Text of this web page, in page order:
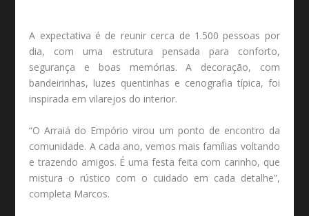
A expectativa é de reunir cerca de 1.500 pessoas por
dia, com uma estrutura pensada para conforto,
segurança e boas memórias. A decoração, com
bandeirinhas, luzes quentinhas e cenografia típica, foi
inspirada em vilarejos do interior.
“O Arraiá do Empório virou um ponto de encontro da
comunidade. A cada ano, vemos mais famílias voltando
e trazendo amigos. É uma festa feita com carinho, que
mistura o rústico com o cuidado em cada detalhe”,
completa Marcos.